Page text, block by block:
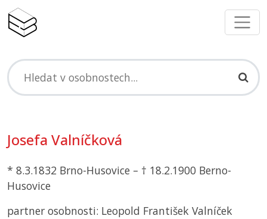
Josefa Valníčková
* 8.3.1832 Brno-Husovice – † 18.2.1900 Berno-
Husovice
partner osobnosti: Leopold František Valníček